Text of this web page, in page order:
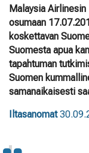
Malaysia
osumaan
koskettavan
Suomesta apua
tapahtuman
Suomen
samanaikaisesti
Iltasanomat